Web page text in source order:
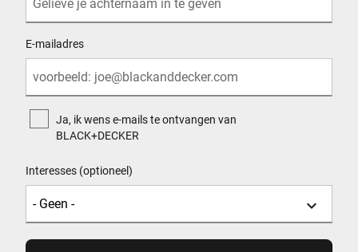
E-mailadres
Ja, ik wens e-mails te ontvangen van
BLACK+DECKER
Interesses (optioneel)